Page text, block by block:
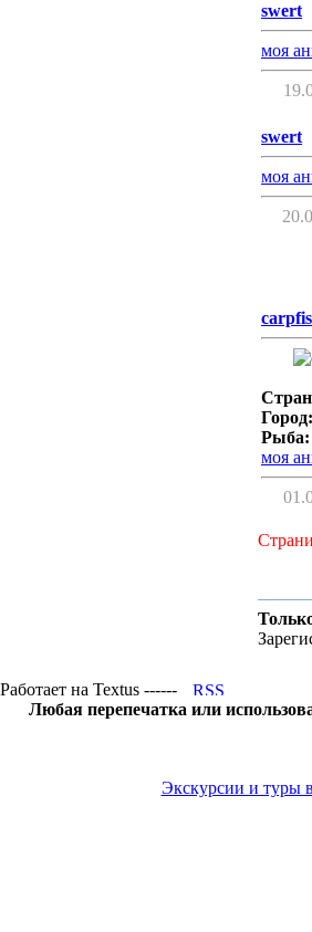
swert
моя
swert
моя
Город:
Рыба:
моя
Работает на Textus ------
Любая перепечатка или
Экскурсии и туры